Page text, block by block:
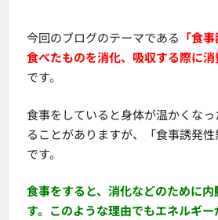
今回のブログのテーマである 「食
食べたものを消化、吸収する際に
です。
食事をしていると身体が温かくな
ることがありますが、「食事誘発
です。
食事をすると、消化などのために
す。このような理由でもエネルギ